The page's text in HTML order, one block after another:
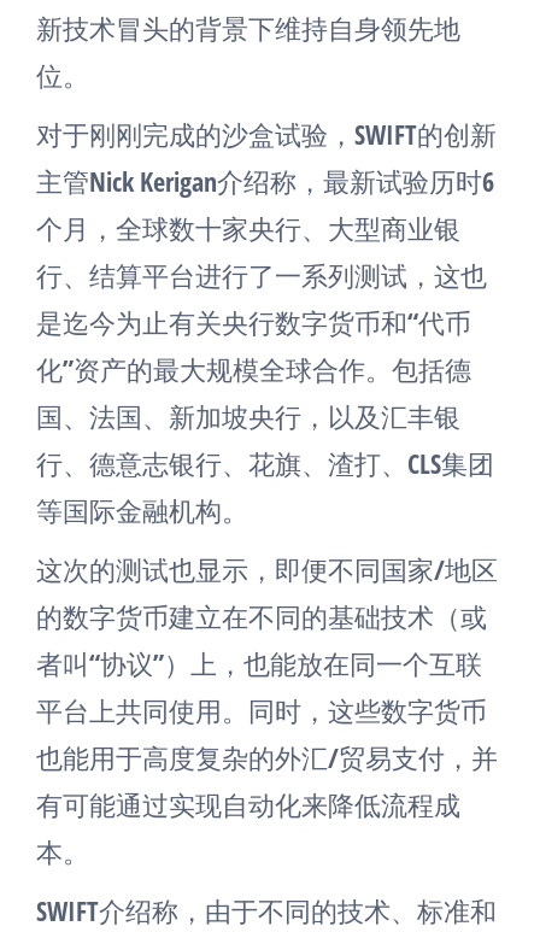
新技术冒头的背景下维持自身领先地
位。
对于刚刚完成的沙盒试验，SWIFT的创新
主管Nick Kerigan介绍称，最新试验历时6
个月，全球数十家央行、大型商业银
行、结算平台进行了一系列测试，这也
是迄今为止有关央行数字货币和“代币
化”资产的最大规模全球合作。包括德
国、法国、新加坡央行，以及汇丰银
行、德意志银行、花旗、渣打、CLS集团
等国际金融机构。
这次的测试也显示，即便不同国家/地区
的数字货币建立在不同的基础技术（或
者叫“协议”）上，也能放在同一个互联
平台上共同使用。同时，这些数字货币
也能用于高度复杂的外汇/贸易支付，并
有可能通过实现自动化来降低流程成
本。
SWIFT介绍称，由于不同的技术、标准和